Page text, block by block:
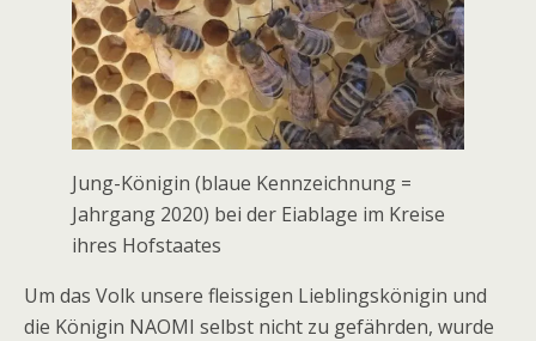
‌Jung-Königin‌ ‌(blaue‌ ‌Kennzeichnung‌ ‌=‌
‌Jahrgang‌ ‌2020)‌ ‌bei‌ ‌der‌ ‌Eiablage‌ ‌im‌ ‌Kreise‌
‌ihres‌ ‌Hofstaates‌ ‌
Um das Volk unsere fleissigen Lieblingskönigin und
die Königin NAOMI selbst nicht zu gefährden, wurde